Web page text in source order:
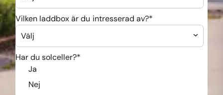
Vilken laddbox är du intresserad av?*
Har du solceller?*
Ja
Nej